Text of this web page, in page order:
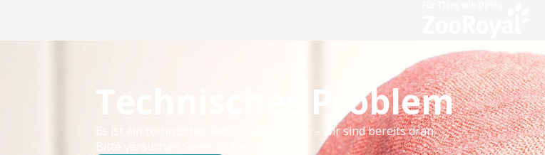
Technisches Problem
Es ist ein technischer Fehler aufgetreten – wir sind bereits dran.
Bitte versuchen Sie es später erneut.